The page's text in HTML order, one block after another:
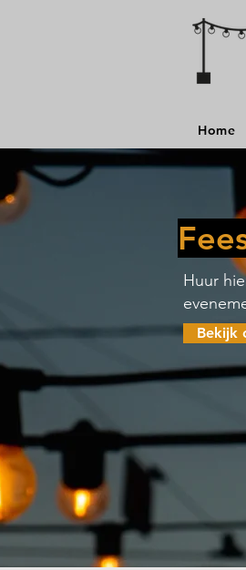
Home
Huur
Bekijk